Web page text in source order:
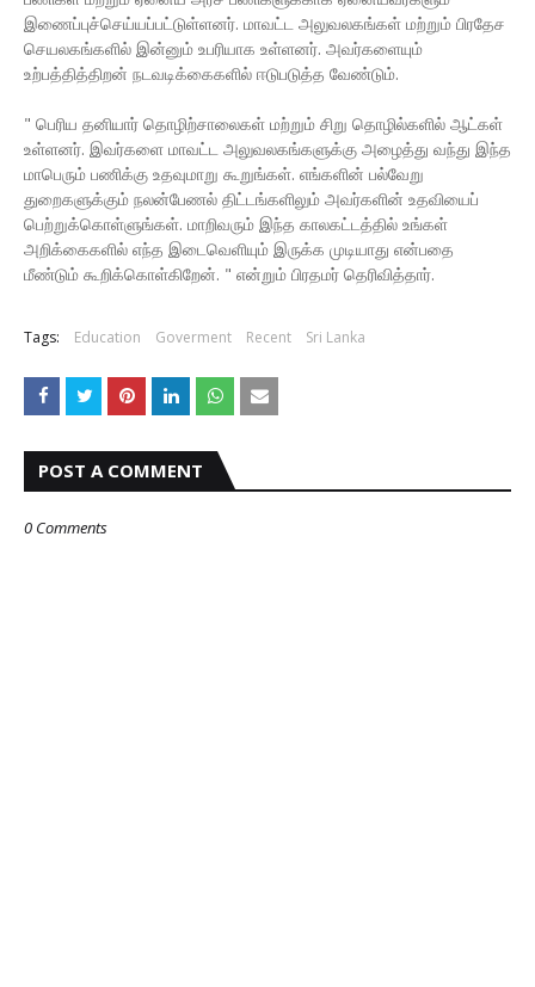
இணைப்புச்செய்யப்பட்டுள்ளனர். மாவட்ட அலுவலகங்கள் மற்றும் பிரதேச
செயலகங்களில் இன்னும் உபரியாக உள்ளனர். அவர்களையும்
உற்பத்தித்திறன் நடவடிக்கைகளில் ஈடுபடுத்த வேண்டும்.
" பெரிய தனியார் தொழிற்சாலைகள் மற்றும் சிறு தொழில்களில் ஆட்கள்
உள்ளனர். இவர்களை மாவட்ட அலுவலகங்களுக்கு அழைத்து வந்து இந்த
மாபெரும் பணிக்கு உதவுமாறு கூறுங்கள். எங்களின் பல்வேறு
துறைகளுக்கும் நலன்பேணல் திட்டங்களிலும் அவர்களின் உதவியைப்
பெற்றுக்கொள்ளுங்கள். மாறிவரும் இந்த காலகட்டத்தில் உங்கள்
அறிக்கைகளில் எந்த இடைவெளியும் இருக்க முடியாது என்பதை
மீண்டும் கூறிக்கொள்கிறேன். " என்றும் பிரதமர் தெரிவித்தார்.
Tags: Education Goverment Recent Sri Lanka
POST A COMMENT
0 Comments